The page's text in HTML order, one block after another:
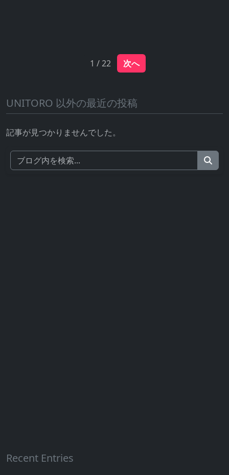
1 / 22 次へ
UNITORO 以外の最近の投稿
記事が見つかりませんでした。
Recent Entries